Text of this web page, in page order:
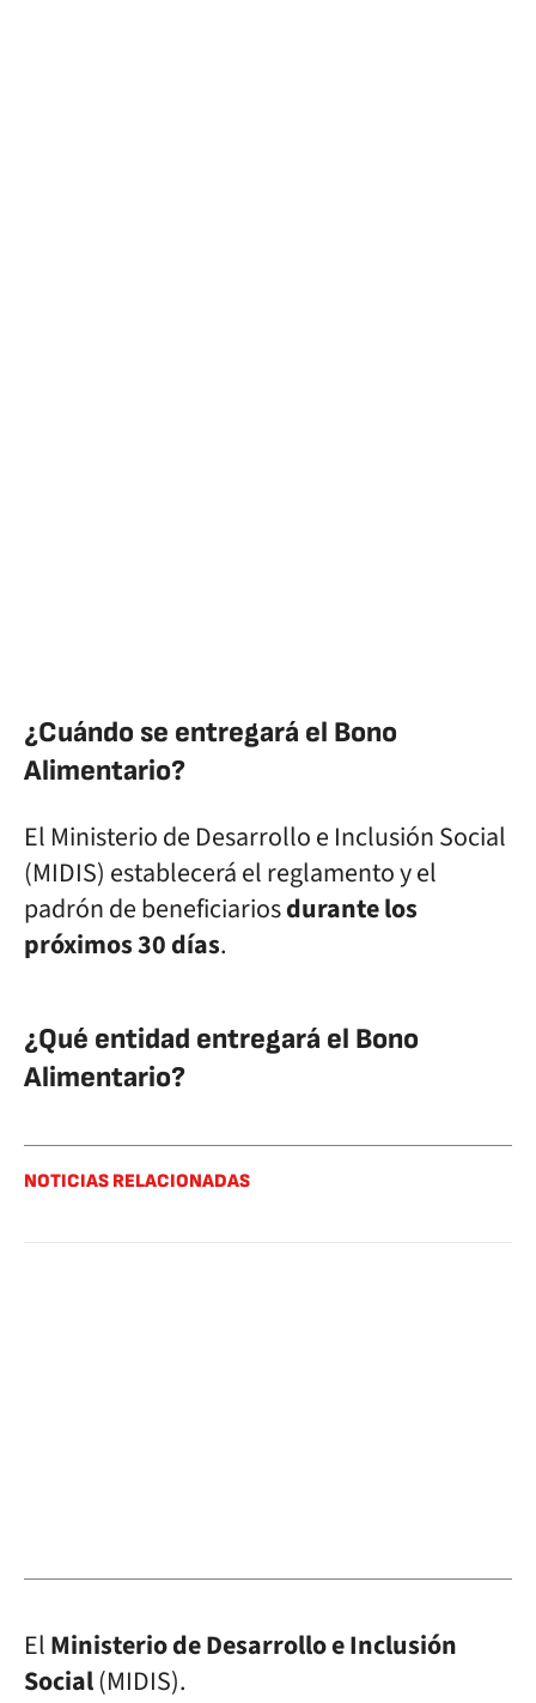
¿Cuándo se entregará el Bono
Alimentario?
El Ministerio de Desarrollo e Inclusión Social
(MIDIS) establecerá el reglamento y el
padrón de beneficiariosdurante los
próximos 30 días.
¿Qué entidad entregará el Bono
Alimentario?
NOTICIAS RELACIONADAS
ElMinisterio de Desarrollo e Inclusión
Social(MIDIS).